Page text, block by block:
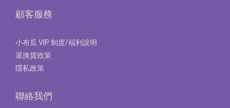
顧客服務
小布瓜 VIP 制度/福利說明
退換貨政策
隱私政策
聯絡我們